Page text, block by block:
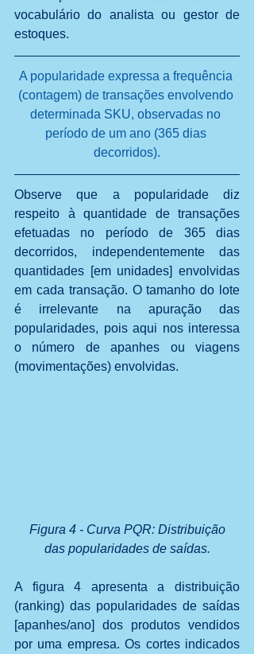
vocabulário do analista ou gestor de
estoques.
A popularidade expressa a frequência
(contagem) de transações envolvendo
determinada SKU, observadas no
período de um ano (365 dias
decorridos).
Observe que a popularidade diz
respeito à quantidade de transações
efetuadas no período de 365 dias
decorridos, independentemente das
quantidades [em unidades] envolvidas
em cada transação. O tamanho do lote
é irrelevante na apuração das
popularidades, pois aqui nos interessa
o número de apanhes ou viagens
(movimentações) envolvidas.
das popularidades de saídas.
A figura 4 apresenta a distribuição
(ranking) das popularidades de saídas
[apanhes/ano] dos produtos vendidos
por uma empresa. Os cortes indicados